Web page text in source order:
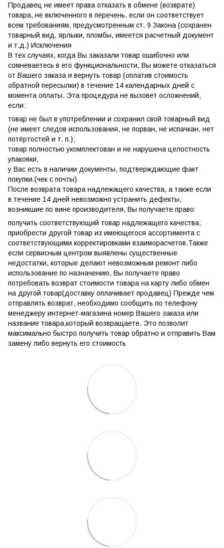
Продавец не имеет права отказать в обмене (возврате)
товара, не включенного в перечень, если он соответствует
всем требованиям, предусмотренным ст. 9 Закона (сохранен
товарный вид, ярлыки, пломбы, имеется расчетный документ
и т.д.) Исключения
В тех случаях, когда Вы заказали товар ошибочно или
сомневаетесь в его функциональности, Вы можете отказаться
от Вашего заказа и вернуть товар (оплатив стоимость
обратной пересылки) в течение 14 календарных дней с
момента оплаты. Эта процедура не вызовет осложнений,
если:
товар не был в употреблении и сохранил свой товарный вид
(не имеет следов использования, не порван, не испачкан, нет
потёртостей и т. п.);
товар полностью укомплектован и не нарушена целостность
упаковки;
у Вас есть в наличии документы, подтверждающие факт
покупки.(чек с почты)
После возврата товара надлежащего качества, а также если
в течение 14 дней невозможно устранить дефекты,
возникшие по вине производителя, Вы получаете право:
получить соответствующий товар надлежащего качества;
приобрести другой товар из имеющегося ассортимента с
соответствующими корректировками взаиморасчетов.Также
если сервисным центром выявлены существенные
недостатки, которые делают невозможным ремонт либо
использование по назначению, Вы получаете право
потребовать возврат стоимости товара на карту либо обмен
на другой товар(доставку оплачивает продавец) Прежде чем
отправлять возврат, необходимо сообщить по телефону
менеджеру интернет-магазина номер Вашего заказа или
название товара,который возвращаете. Это позволит
максимально быстро получить товар обратно и отправить Вам
замену либо вернуть его стоимость